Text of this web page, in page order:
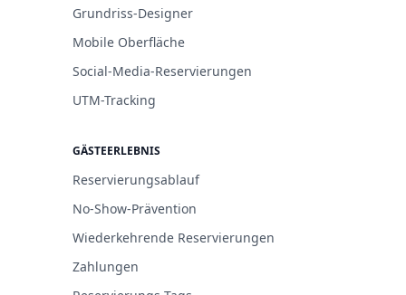
Grundriss-Designer
Mobile Oberfläche
Social-Media-Reservierungen
UTM-Tracking
GÄSTEERLEBNIS
Reservierungsablauf
No-Show-Prävention
Wiederkehrende Reservierungen
Zahlungen